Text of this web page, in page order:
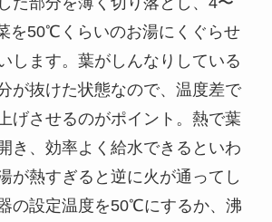
を50℃くらいのお湯にくぐらせ
します。葉がしんなりしている
が抜けた状態なので、温度差で
げさせるのがポイント。熱で葉
き、効率よく給水できるといわ
が熱すぎると逆に火が通ってし
の設定温度を50℃にするか、沸